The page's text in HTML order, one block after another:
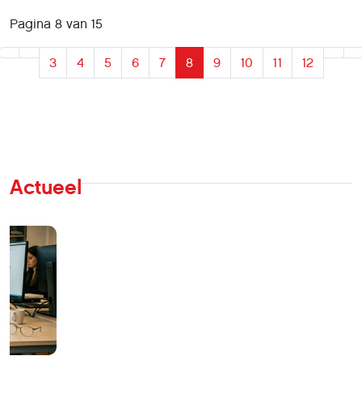
Pagina 8 van 15
3 4 5 6 7 8 9 10 11 12
Actueel